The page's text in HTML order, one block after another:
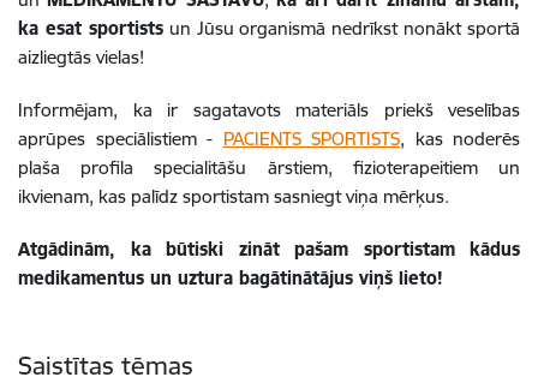
ka esat sportistsun Jūsu organismā nedrīkst nonākt sportā
aizliegtās vielas!
Informējam, ka ir sagatavots materiāls priekš veselības
aprūpes speciālistiem - PACIENTS SPORTISTS, kas noderēs
plaša profila specialitāšu ārstiem, fizioterapeitiem un
ikvienam, kas palīdz sportistam sasniegt viņa mērķus.
Atgādinām, ka būtiski zināt pašam sportistam kādus
medikamentus un uztura bagātinātājus viņš lieto!
Saistītas tēmas